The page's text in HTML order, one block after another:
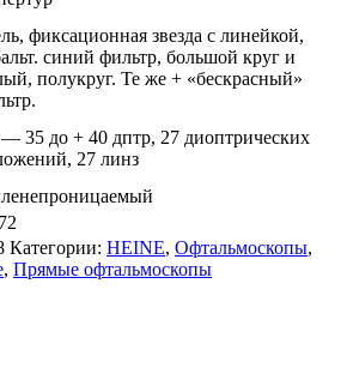
фиксационная звезда с линейкой,
синий фильтр, большой круг и
полукруг. Те же + «бескрасный»
35 до + 40 дптр, 27 диоптрических
27 линз
Категории: HEINE, Офтальмоскопы,
, Прямые офтальмоскопы